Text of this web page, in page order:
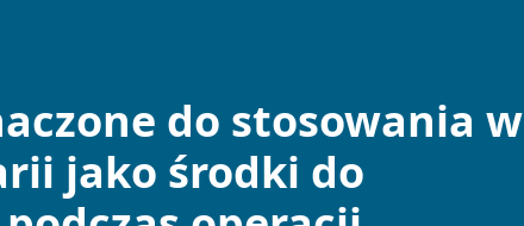
do stosowania w
jako środki do